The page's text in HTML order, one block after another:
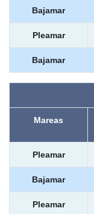
Bajamar
Pleamar
Bajamar
Mareas
Pleamar
Bajamar
Pleamar